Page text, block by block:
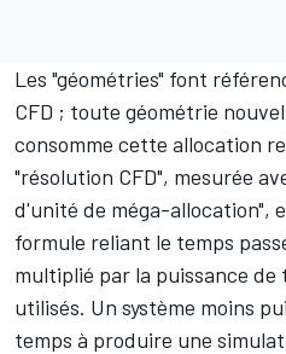
Les "géométries" font
CFD ; toute géométrie
consomme cette allocation
"résolution CFD", mesurée
d'unité de méga-allocation",
formule reliant le temps
multiplié par la puissance
utilisés. Un système moins
temps à produire une